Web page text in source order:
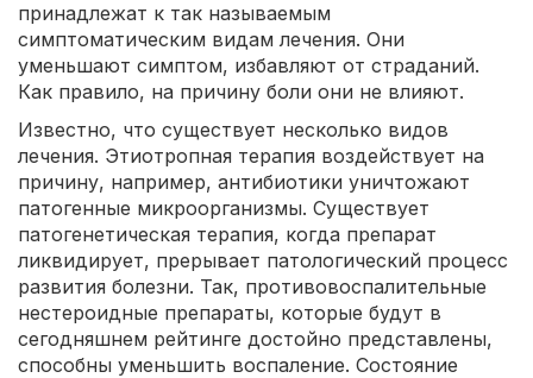
принадлежат к так называемым
симптоматическим видам лечения. Они
уменьшают симптом, избавляют от страданий.
Как правило, на причину боли они не влияют.
Известно, что существует несколько видов
лечения. Этиотропная терапия воздействует на
причину, например, антибиотики уничтожают
патогенные микроорганизмы. Существует
патогенетическая терапия, когда препарат
ликвидирует, прерывает патологический процесс
развития болезни. Так, противовоспалительные
нестероидные препараты, которые будут в
сегодняшнем рейтинге достойно представлены,
способны уменьшить воспаление. Состояние